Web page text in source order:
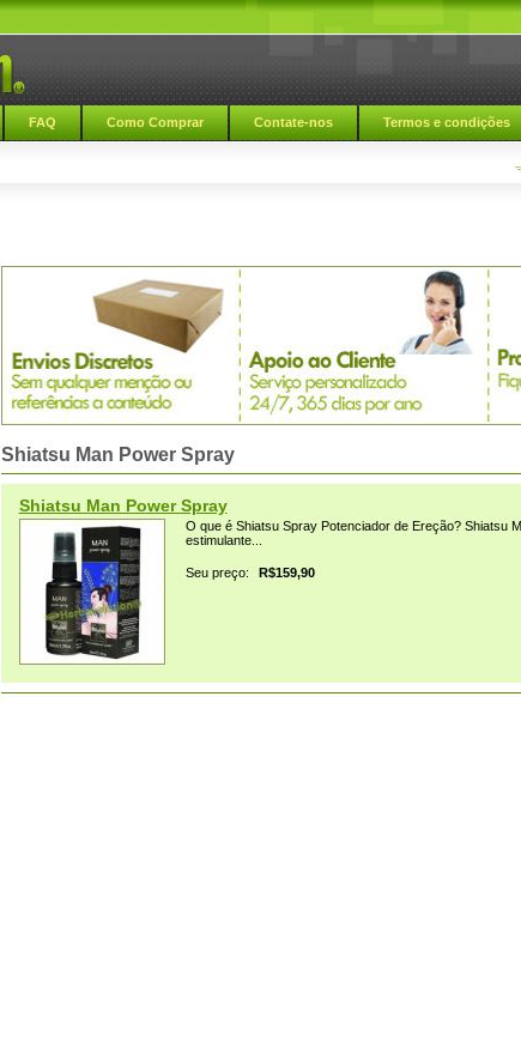
FAQ Como Comprar Contate-nos Termos e condições
Shiatsu Man Power Spray
Shiatsu Man Power Spray
O que é Shiatsu Spray Potenciador de Ereção? Shiatsu
estimulante...
Seu preço: R$159,90